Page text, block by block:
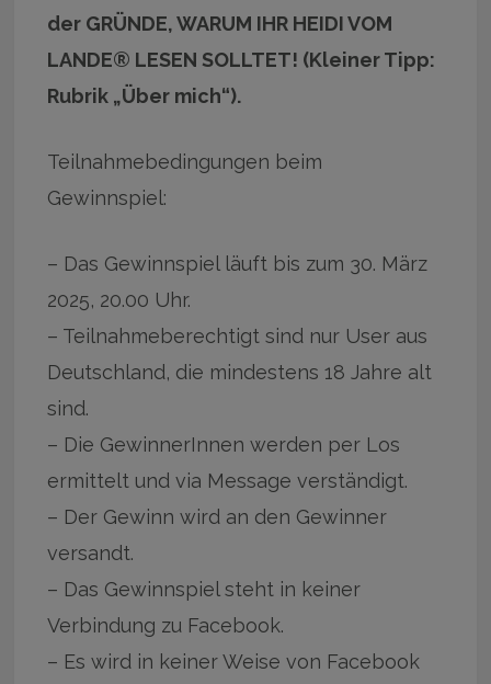
der GRÜNDE, WARUM IHR HEIDI VOM
LANDE® LESEN SOLLTET! (Kleiner Tipp:
Rubrik „Über mich“).
Teilnahmebedingungen beim
Gewinnspiel:
– Das Gewinnspiel läuft bis zum 30. März
2025, 20.00 Uhr.
– Teilnahmeberechtigt sind nur User aus
Deutschland, die mindestens 18 Jahre alt
sind.
– Die GewinnerInnen werden per Los
ermittelt und via Message verständigt.
– Der Gewinn wird an den Gewinner
versandt.
– Das Gewinnspiel steht in keiner
Verbindung zu Facebook.
– Es wird in keiner Weise von Facebook